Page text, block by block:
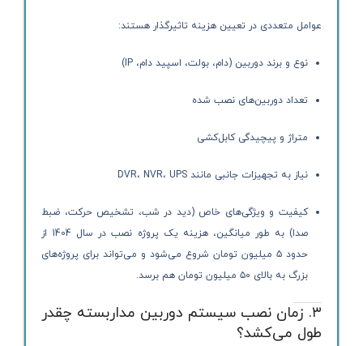
عوامل متعددی در تعیین هزینه تاثیرگذار هستند:
نوع و برند دوربین (دام، بولت، اسپید دام، IP)
تعداد دوربین‌های نصب شده
متراژ و پیچیدگی کابل‌کشی
نیاز به تجهیزات جانبی مانند DVR، NVR، UPS
کیفیت و ویژگی‌های خاص (دید در شب، تشخیص حرکت، ضبط
صدا) به طور میانگین، هزینه یک پروژه نصب در سال 1404 از
حدود ۵ میلیون تومان شروع می‌شود و می‌تواند برای پروژه‌های
بزرگ به بالای ۵۰ میلیون تومان هم برسد.
۳. زمان نصب سیستم دوربین مداربسته چقدر
طول می‌کشد؟